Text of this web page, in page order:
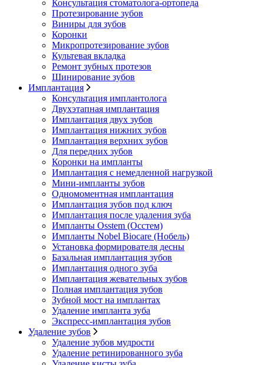
Консультация стоматолога-ортопеда
Протезирование зубов
Виниры для зубов
Коронки
Микропротезирование зубов
Культевая вкладка
Ремонт зубных протезов
Шинирование зубов
Имплантация
Консультация имплантолога
Двухэтапная имплантация
Имплантация двух зубов
Имплантация нижних зубов
Имплантация верхних зубов
Для передних зубов
Коронки на импланты
Имплантация с немедленной нагрузкой
Мини-импланты зубов
Одномоментная имплантация
Имплантация зубов под ключ
Имплантация после удаления зуба
Импланты Osstem (Осстем)
Импланты Nobel Biocare (Нобель)
Установка формирователя десны
Базальная имплантация зубов
Имплантация одного зуба
Имплантация жевательных зубов
Полная имплантация зубов
Зубной мост на имплантах
Удаление импланта зуба
Экспресс-имплантация зубов
Удаление зубов
Удаление зубов мудрости
Удаление ретинированного зуба